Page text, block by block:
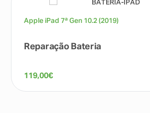
Apple iPad 7ª Gen 10.2 (2019)
Reparação Bateria
119,00€